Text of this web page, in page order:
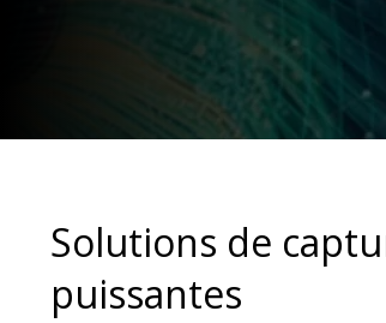
Solutions de
puissantes